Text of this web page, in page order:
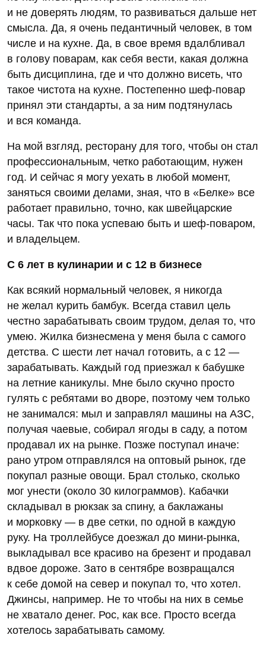
и не доверять людям, то развиваться дальше нет
смысла. Да, я очень педантичный человек, в том
числе и на кухне. Да, в свое время вдалбливал
в голову поварам, как себя вести, какая должна
быть дисциплина, где и что должно висеть, что
такое чистота на кухне. Постепенно шеф-повар
принял эти стандарты, а за ним подтянулась
и вся команда.
На мой взгляд, ресторану для того, чтобы он стал
профессиональным, четко работающим, нужен
год. И сейчас я могу уехать в любой момент,
заняться своими делами, зная, что в «Белке» все
работает правильно, точно, как швейцарские
часы. Так что пока успеваю быть и шеф-поваром,
и владельцем.
С 6 лет в кулинарии и с 12 в бизнесе
Как всякий нормальный человек, я никогда
не желал курить бамбук. Всегда ставил цель
честно зарабатывать своим трудом, делая то, что
умею. Жилка бизнесмена у меня была с самого
детства. С шести лет начал готовить, а с 12 —
зарабатывать. Каждый год приезжал к бабушке
на летние каникулы. Мне было скучно просто
гулять с ребятами во дворе, поэтому чем только
не занимался: мыл и заправлял машины на АЗС,
получая чаевые, собирал ягоды в саду, а потом
продавал их на рынке. Позже поступал иначе:
рано утром отправлялся на оптовый рынок, где
покупал разные овощи. Брал столько, сколько
мог унести (около 30 килограммов). Кабачки
складывал в рюкзак за спину, а баклажаны
и морковку — в две сетки, по одной в каждую
руку. На троллейбусе доезжал до мини-рынка,
выкладывал все красиво на брезент и продавал
вдвое дороже. Зато в сентябре возвращался
к себе домой на север и покупал то, что хотел.
Джинсы, например. Не то чтобы на них в семье
не хватало денег. Рос, как все. Просто всегда
хотелось зарабатывать самому.